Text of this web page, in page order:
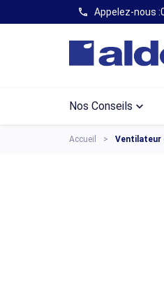
call Appelez-nous :
Nos Conseils keyboard_arrow_down
Accueil Ventilateur